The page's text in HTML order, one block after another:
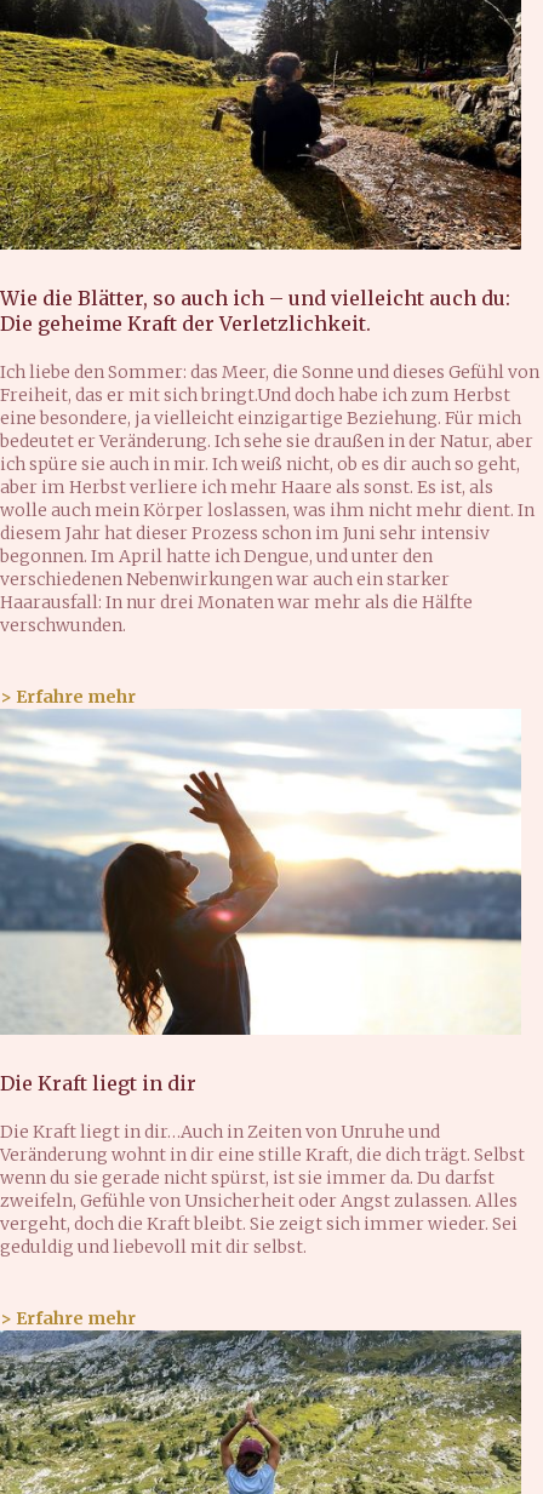
Wie die Blätter, so auch ich – und vielleicht auch du:
Die geheime Kraft der Verletzlichkeit.
Ich liebe den Sommer: das Meer, die Sonne und dieses Gefühl von
Freiheit, das er mit sich bringt.Und doch habe ich zum Herbst
eine besondere, ja vielleicht einzigartige Beziehung. Für mich
bedeutet er Veränderung. Ich sehe sie draußen in der Natur, aber
ich spüre sie auch in mir. Ich weiß nicht, ob es dir auch so geht,
aber im Herbst verliere ich mehr Haare als sonst. Es ist, als
wolle auch mein Körper loslassen, was ihm nicht mehr dient. In
diesem Jahr hat dieser Prozess schon im Juni sehr intensiv
begonnen. Im April hatte ich Dengue, und unter den
verschiedenen Nebenwirkungen war auch ein starker
Haarausfall: In nur drei Monaten war mehr als die Hälfte
verschwunden.
> Erfahre mehr
Die Kraft liegt in dir
Die Kraft liegt in dir…Auch in Zeiten von Unruhe und
Veränderung wohnt in dir eine stille Kraft, die dich trägt. Selbst
wenn du sie gerade nicht spürst, ist sie immer da. Du darfst
zweifeln, Gefühle von Unsicherheit oder Angst zulassen. Alles
vergeht, doch die Kraft bleibt. Sie zeigt sich immer wieder. Sei
geduldig und liebevoll mit dir selbst.
> Erfahre mehr